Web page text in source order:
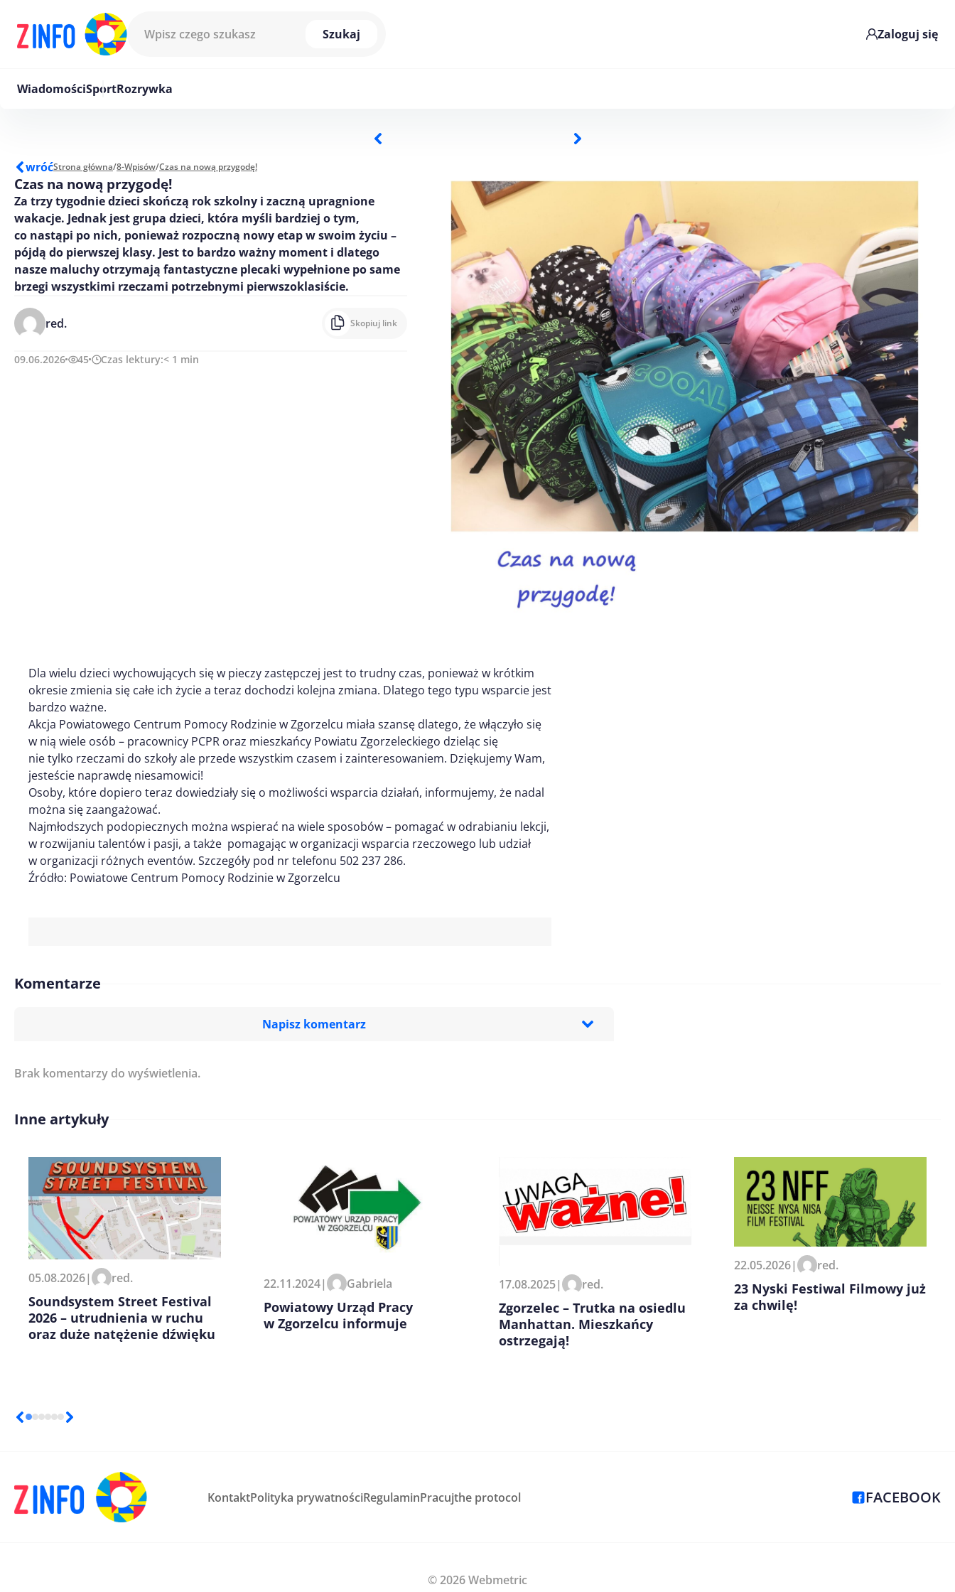
Szukaj
Zaloguj się
WiadomościSportRozrywka
wróćStrona główna/8-Wpisów/Czas na nową przygodę!
Czas na nową przygodę!
Za trzy tygodnie dzieci skończą rok szkolny i zaczną upragnione
wakacje. Jednak jest grupa dzieci, która myśli bardziej o tym,
co nastąpi po nich, ponieważ rozpoczną nowy etap w swoim życiu –
pójdą do pierwszej klasy. Jest to bardzo ważny moment i dlatego
nasze maluchy otrzymają fantastyczne plecaki wypełnione po same
brzegi wszystkimi rzeczami potrzebnymi pierwszoklasiście.
red. Skopiuj link
09.06.2026 45 Czas lektury:< 1 min
Dla wielu dzieci wychowujących się w pieczy zastępczej jest to trudny czas, ponieważ w krótkim
okresie zmienia się całe ich życie a teraz dochodzi kolejna zmiana. Dlatego tego typu wsparcie jest
bardzo ważne.
Akcja Powiatowego Centrum Pomocy Rodzinie w Zgorzelcu miała szansę dlatego, że włączyło się
w nią wiele osób – pracownicy PCPR oraz mieszkańcy Powiatu Zgorzeleckiego dzieląc się
nie tylko rzeczami do szkoły ale przede wszystkim czasem i zainteresowaniem. Dziękujemy Wam,
jesteście naprawdę niesamowici!
Osoby, które dopiero teraz dowiedziały się o możliwości wsparcia działań, informujemy, że nadal
można się zaangażować.
Najmłodszych podopiecznych można wspierać na wiele sposobów – pomagać w odrabianiu lekcji,
w rozwijaniu talentów i pasji, a także pomagając w organizacji wsparcia rzeczowego lub udział
w organizacji różnych eventów. Szczegóły pod nr telefonu 502 237 286.
Źródło: Powiatowe Centrum Pomocy Rodzinie w Zgorzelcu
Komentarze
Napisz komentarz
Imię/ Nick*
kolejnych komentarzy.
Brak komentarzy do wyświetlenia.
Inne artykuły
05.08.2026| red.
Soundsystem Street Festival
2026 – utrudnienia w ruchu
oraz duże natężenie dźwięku
22.11.2024| Gabriela
Powiatowy Urząd Pracy
w Zgorzelcu informuje
17.08.2025| red.
Zgorzelec – Trutka na osiedlu
Manhattan. Mieszkańcy
ostrzegają!
22.05.2026| red.
23 Nyski Festiwal Filmowy już
za chwilę!
KontaktPolityka prywatnościRegulaminPracujthe protocol FACEBOOK
© 2026 Webmetric